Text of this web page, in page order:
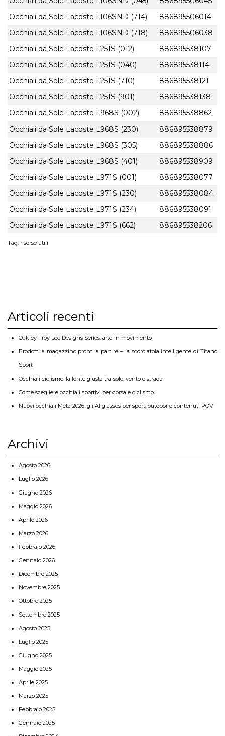
Occhiali da Sole Lacoste L106SND (714)
886895506014
Occhiali da Sole Lacoste L106SND (718)
886895506038
Occhiali da Sole Lacoste L251S (012)
886895538107
Occhiali da Sole Lacoste L251S (040)
886895538114
Occhiali da Sole Lacoste L251S (710)
886895538121
Occhiali da Sole Lacoste L251S (901)
886895538138
Occhiali da Sole Lacoste L968S (002)
886895538862
Occhiali da Sole Lacoste L968S (230)
886895538879
Occhiali da Sole Lacoste L968S (305)
886895538886
Occhiali da Sole Lacoste L968S (401)
886895538909
Occhiali da Sole Lacoste L971S (001)
886895538077
Occhiali da Sole Lacoste L971S (230)
886895538084
Occhiali da Sole Lacoste L971S (234)
886895538091
Occhiali da Sole Lacoste L971S (662)
886895538206
Tag: risorse utili
Articoli recenti
Oakley Troy Lee Designs Series: arte in movimento
Prodotti a magazzino pronti a partire – la scorciatoia intelligente di Titano
Sport
Occhiali ciclismo: la lente giusta tra sole, vento e strada
Come scegliere occhiali sportivi per corsa e ciclismo
Nuovi occhiali Meta 2026: gli AI glasses per sport, outdoor e contenuti POV
Archivi
Agosto 2026
Luglio 2026
Giugno 2026
Maggio 2026
Aprile 2026
Marzo 2026
Febbraio 2026
Gennaio 2026
Dicembre 2025
Novembre 2025
Ottobre 2025
Settembre 2025
Agosto 2025
Luglio 2025
Giugno 2025
Maggio 2025
Aprile 2025
Marzo 2025
Febbraio 2025
Gennaio 2025